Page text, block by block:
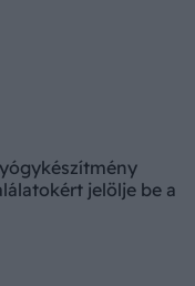
jelölje be a